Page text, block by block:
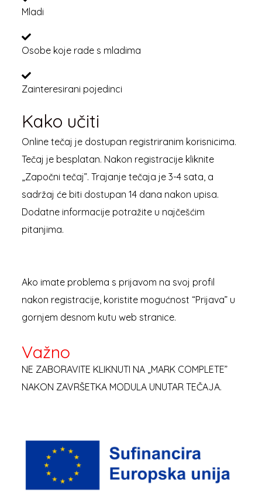
Mladi
Osobe koje rade s mladima
Zainteresirani pojedinci
Kako učiti
Online tečaj je dostupan registriranim korisnicima.
Tečaj je besplatan. Nakon registracije kliknite
„Započni tečaj”. Trajanje tečaja je 3-4 sata, a
sadržaj će biti dostupan 14 dana nakon upisa.
Dodatne informacije potražite u najčešćim
pitanjima.
Ako imate problema s prijavom na svoj profil
nakon registracije, koristite mogućnost “Prijava” u
gornjem desnom kutu web stranice.
Važno
NE ZABORAVITE KLIKNUTI NA „MARK COMPLETE”
NAKON ZAVRŠETKA MODULA UNUTAR TEČAJA.